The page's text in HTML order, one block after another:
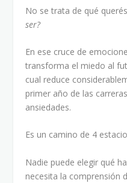
No se trata de qué
ser?
En ese cruce de
transforma el miedo al
cual reduce
primer año de las
ansiedades.
Es un camino de 4
Nadie puede elegir qué
necesita la comprensión